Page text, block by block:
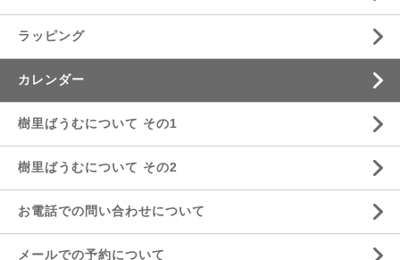
ラッピング
カレンダー
樹里ばうむについて その1
樹里ばうむについて その2
お電話での問い合わせについて
メールでの予約について